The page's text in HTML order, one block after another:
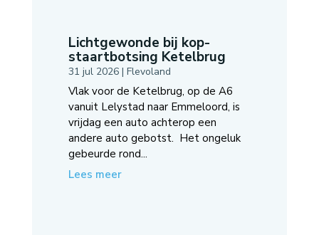
Lichtgewonde bij kop-
staartbotsing Ketelbrug
31 jul 2026| Flevoland
Vlak voor de Ketelbrug, op de A6
vanuit Lelystad naar Emmeloord, is
vrijdag een auto achterop een
andere auto gebotst. Het ongeluk
gebeurde rond...
Lees meer